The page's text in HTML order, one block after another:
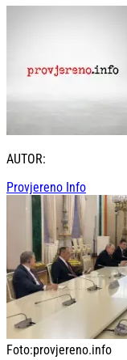
AUTOR:
Provjereno Info
Foto:provjereno.info